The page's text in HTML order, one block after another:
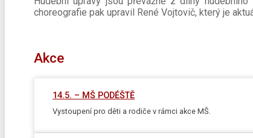
choreografie pak upravil René Vojtovič, který je
Akce
14.5. – MŠ PODÉŠTĚ
Vystoupení pro děti a rodiče v rámci akce MŠ.